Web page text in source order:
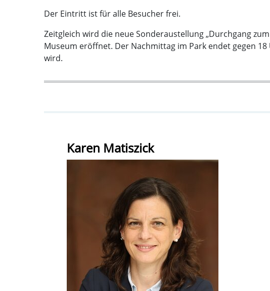
Der Eintritt ist für alle Besucher frei.
Zeitgleich wird die neue Sonderaustellung „Durchgang
Museum eröffnet. Der Nachmittag im Park endet gegen
wird.
Karen Matiszick